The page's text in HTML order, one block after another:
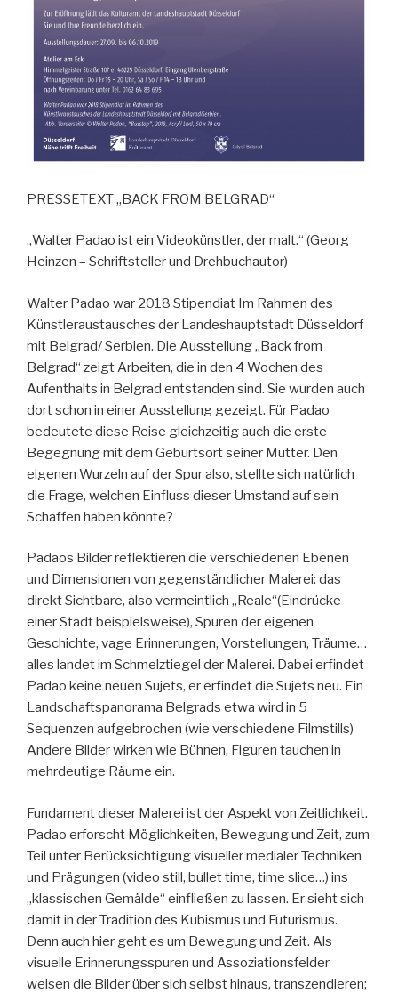
PRESSETEXT „BACK FROM BELGRAD“
„Walter Padao ist ein Videokünstler, der malt.“ (Georg
Heinzen – Schriftsteller und Drehbuchautor)
Walter Padao war 2018 Stipendiat Im Rahmen des
Künstleraustausches der Landeshauptstadt Düsseldorf
mit Belgrad/ Serbien. Die Ausstellung „Back from
Belgrad“ zeigt Arbeiten, die in den 4 Wochen des
Aufenthalts in Belgrad entstanden sind. Sie wurden auch
dort schon in einer Ausstellung gezeigt. Für Padao
bedeutete diese Reise gleichzeitig auch die erste
Begegnung mit dem Geburtsort seiner Mutter. Den
eigenen Wurzeln auf der Spur also, stellte sich natürlich
die Frage, welchen Einfluss dieser Umstand auf sein
Schaffen haben könnte?
Padaos Bilder reflektieren die verschiedenen Ebenen
und Dimensionen von gegenständlicher Malerei: das
direkt Sichtbare, also vermeintlich „Reale“(Eindrücke
einer Stadt beispielsweise), Spuren der eigenen
Geschichte, vage Erinnerungen, Vorstellungen, Träume…
alles landet im Schmelztiegel der Malerei. Dabei erfindet
Padao keine neuen Sujets, er erfindet die Sujets neu. Ein
Landschaftspanorama Belgrads etwa wird in 5
Sequenzen aufgebrochen (wie verschiedene Filmstills)
Andere Bilder wirken wie Bühnen, Figuren tauchen in
mehrdeutige Räume ein.
Fundament dieser Malerei ist der Aspekt von Zeitlichkeit.
Padao erforscht Möglichkeiten, Bewegung und Zeit, zum
Teil unter Berücksichtigung visueller medialer Techniken
und Prägungen (video still, bullet time, time slice…) ins
„klassischen Gemälde“ einfließen zu lassen. Er sieht sich
damit in der Tradition des Kubismus und Futurismus.
Denn auch hier geht es um Bewegung und Zeit. Als
visuelle Erinnerungsspuren und Assoziationsfelder
weisen die Bilder über sich selbst hinaus, transzendieren;